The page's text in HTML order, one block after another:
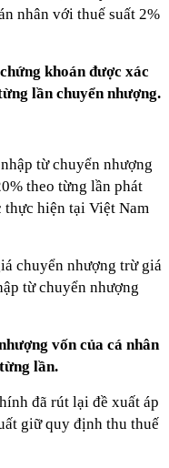
nhân với thuế suất 2%
khoán được xác
lần chuyển nhượng.
từ chuyển nhượng
theo từng lần phát
hiện tại Việt Nam
chuyển nhượng trừ giá
từ chuyển nhượng
vốn của cá nhân
lần.
đã rút lại đề xuất áp
giữ quy định thu thuế